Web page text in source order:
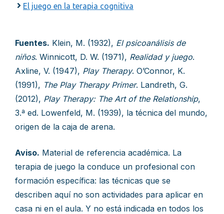
El juego en la terapia cognitiva
Fuentes. Klein, M. (1932), El psicoanálisis de
niños. Winnicott, D. W. (1971), Realidad y juego.
Axline, V. (1947), Play Therapy. O’Connor, K.
(1991), The Play Therapy Primer. Landreth, G.
(2012), Play Therapy: The Art of the Relationship,
3.ª ed. Lowenfeld, M. (1939), la técnica del mundo,
origen de la caja de arena.
Aviso. Material de referencia académica. La
terapia de juego la conduce un profesional con
formación específica: las técnicas que se
describen aquí no son actividades para aplicar en
casa ni en el aula. Y no está indicada en todos los